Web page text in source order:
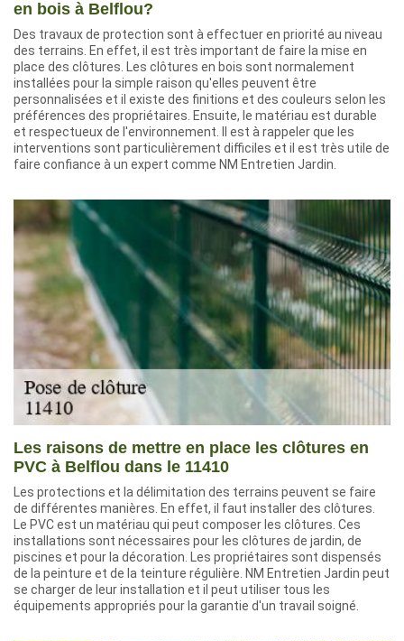
en bois à Belflou?
Des travaux de protection sont à effectuer en priorité au niveau
des terrains. En effet, il est très important de faire la mise en
place des clôtures. Les clôtures en bois sont normalement
installées pour la simple raison qu'elles peuvent être
personnalisées et il existe des finitions et des couleurs selon les
préférences des propriétaires. Ensuite, le matériau est durable
et respectueux de l'environnement. Il est à rappeler que les
interventions sont particulièrement difficiles et il est très utile de
faire confiance à un expert comme NM Entretien Jardin.
Les raisons de mettre en place les clôtures en
PVC à Belflou dans le 11410
Les protections et la délimitation des terrains peuvent se faire
de différentes manières. En effet, il faut installer des clôtures.
Le PVC est un matériau qui peut composer les clôtures. Ces
installations sont nécessaires pour les clôtures de jardin, de
piscines et pour la décoration. Les propriétaires sont dispensés
de la peinture et de la teinture régulière. NM Entretien Jardin peut
se charger de leur installation et il peut utiliser tous les
équipements appropriés pour la garantie d'un travail soigné.